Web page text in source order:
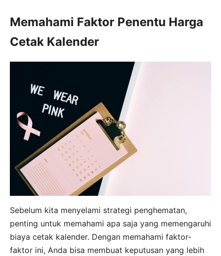
Memahami Faktor Penentu Harga
Cetak Kalender
Sebelum kita menyelami strategi penghematan,
penting untuk memahami apa saja yang memengaruhi
biaya cetak kalender. Dengan memahami faktor-
faktor ini, Anda bisa membuat keputusan yang lebih